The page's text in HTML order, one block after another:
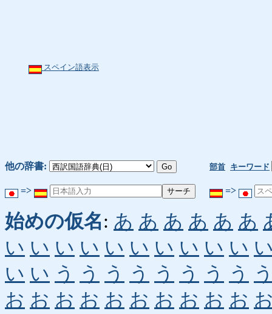
スペイン語表示
他の辞書: 部首 キーワード
=> =>
始めの仮名: あ あ あ あ あ あ
い い い い い い い い い い
い い う う う う う う う う
お お お お お お お お お お